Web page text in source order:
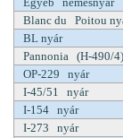
Blanc du Poitou
BL nyár
Pannonia (H-490/
OP-229 nyár
I-45/51 nyár
I-154 nyár
I-273 nyár